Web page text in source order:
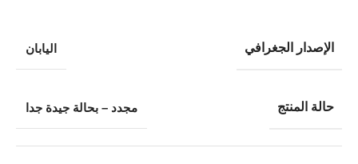
الإصدار الجغرافي اليابان
حالة المنتج مجدد – بحالة جيدة جدا